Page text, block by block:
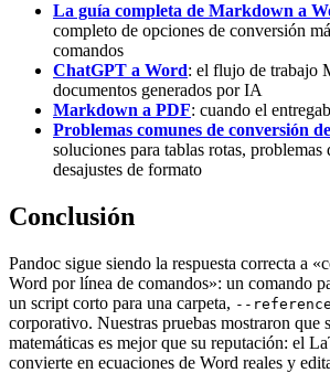
La guía completa de Markdown a
completo de opciones de conversión
comandos
ChatGPT a Word: el flujo de trabajo
documentos generados por IA
Markdown a PDF: cuando el
Problemas comunes de conversión
soluciones para tablas rotas,
desajustes de formato
Conclusión
Pandoc sigue siendo la respuesta correcta a
Word por línea de comandos»: un comando
un script corto para una carpeta, --
corporativo. Nuestras pruebas mostraron que
matemáticas es mejor que su reputación: el
convierte en ecuaciones de Word reales y